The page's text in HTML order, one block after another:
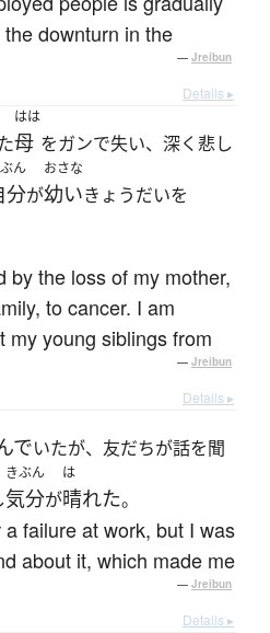
downturn in the
— Jreibun
Details ▸
はは
母 をガンで失い、深く悲し
ん
分が
おさな
幼いきょうだいを
by the loss of my mother,
to cancer. I am
my young siblings from
— Jreibun
Details ▸
でいたが、友だちが話を聞
きぶん
気分が
は
晴れた。
failure at work, but I was
about it, which made me
— Jreibun
Details ▸